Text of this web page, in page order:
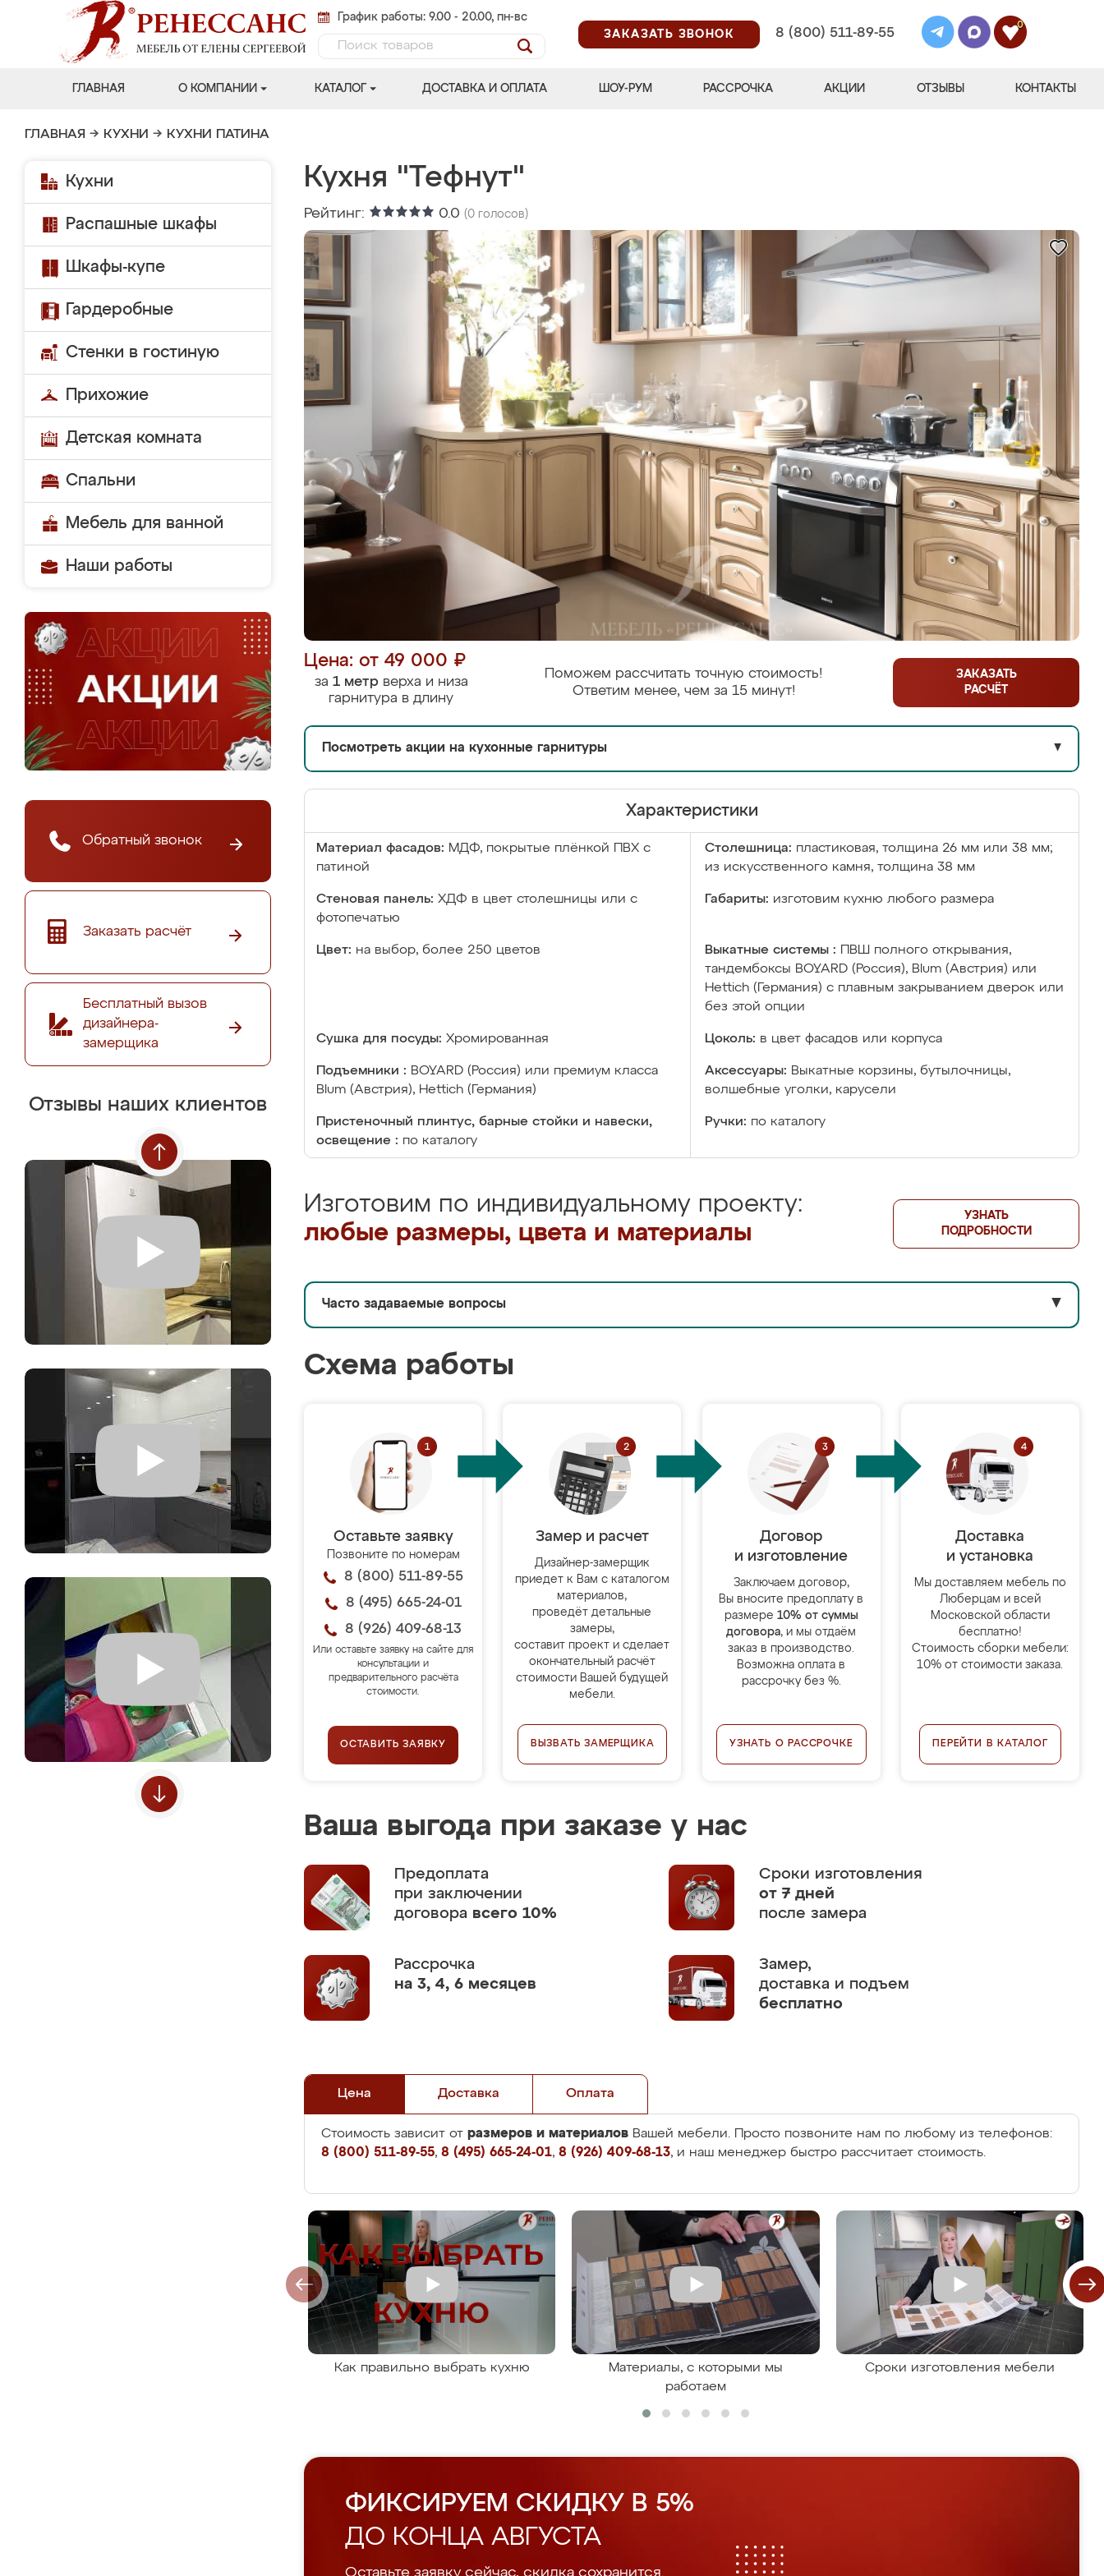
График работы: 9.00 - 20.00, пн-вс
ЗАКАЗАТЬ ЗВОНОК
8 (800) 511-89-55
0
ГЛАВНАЯ О КОМПАНИИ КАТАЛОГ ДОСТАВКА И ОПЛАТА ШОУ-РУМ РАССРОЧКА АКЦИИ ОТЗЫВЫ КОНТАКТЫ
ГЛАВНАЯ → КУХНИ → КУХНИ ПАТИНА
Кухни
Распашные шкафы
Шкафы-купе
Гардеробные
Стенки в гостиную
Прихожие
Детская комната
Спальни
Мебель для ванной
Наши работы
Обратный звонок
Заказать расчёт
Бесплатный вызов
дизайнера-
замерщика
Отзывы наших клиентов
Кухня "Тефнут"
Рейтинг: 0.0 (0 голосов)
Цена: от 49 000 ₽
за 1 метрверха и низа
гарнитура в длину
Поможем рассчитать точную стоимость!
Ответим менее, чем за 15 минут!
ЗАКАЗАТЬ
РАСЧЁТ
Посмотреть акции на кухонные гарнитуры ▼
Характеристики
Материал фасадов: МДФ, покрытые плёнкой ПВХ с
патиной
Столешница: пластиковая, толщина 26 мм или 38 мм;
из искусственного камня, толщина 38 мм
Стеновая панель: ХДФ в цвет столешницы или с
фотопечатью
Габариты: изготовим кухню любого размера
Цвет: на выбор, более 250 цветов Выкатные системы :
ПВШ полного открывания,
тандембоксы BOYARD (Россия), Blum (Австрия) или
Hettich (Германия) с плавным закрыванием дверок или
без этой опции
Сушка для посуды: Хромированная Цоколь: в цвет фасадов или корпуса
Подъемники : BOYARD (Россия) или премиум класса
Blum (Австрия), Hettich (Германия)
Аксессуары: Выкатные корзины, бутылочницы,
волшебные уголки, карусели
Пристеночный плинтус, барные стойки и навески,
освещение : по каталогу
Ручки: по каталогу
Изготовим по индивидуальному проекту:
любые размеры, цвета и материалы
УЗНАТЬ
ПОДРОБНОСТИ
Часто задаваемые вопросы ▼
Схема работы
Оставьте заявку
Позвоните по номерам
8 (800) 511-89-55
8 (495) 665-24-01
8 (926) 409-68-13
Или оставьте заявку на сайте для
консультации и
предварительного расчёта
стоимости.
ОСТАВИТЬ ЗАЯВКУ
Замер и расчет
Дизайнер-замерщик
приедет к Вам с каталогом
материалов,
проведёт детальные
замеры,
составит проект и сделает
окончательный расчёт
стоимости Вашей будущей
мебели.
ВЫЗВАТЬ ЗАМЕРЩИКА
Договор
и изготовление
Заключаем договор,
Вы вносите предоплату в
размере 10% от суммы
договора, и мы отдаём
заказ в производство.
Возможна оплата в
рассрочку без %.
УЗНАТЬ О РАССРОЧКЕ
Доставка
и установка
Мы доставляем мебель по
Люберцам и всей
Московской области
бесплатно!
Стоимость сборки мебели:
10% от стоимости заказа.
ПЕРЕЙТИ В КАТАЛОГ
Ваша выгода при заказе у нас
Предоплата
при заключении
договора всего 10%
Сроки изготовления
от 7 дней
после замера
Рассрочка
на 3, 4, 6 месяцев
Замер,
доставка и подъем
бесплатно
Цена Доставка Оплата
Стоимость зависит от размеров и материалов Вашей мебели. Просто позвоните нам по любому из телефонов:
8 (800) 511-89-55, 8 (495) 665-24-01, 8 (926) 409-68-13, и наш менеджер быстро рассчитает стоимость.
Как правильно выбрать кухню
Материалы, с которыми мы
работаем
Сроки изготовления мебели
ФИКСИРУЕМ СКИДКУ В 5%
ДО КОНЦА АВГУСТА
Оставьте заявку сейчас, скидка сохранится.